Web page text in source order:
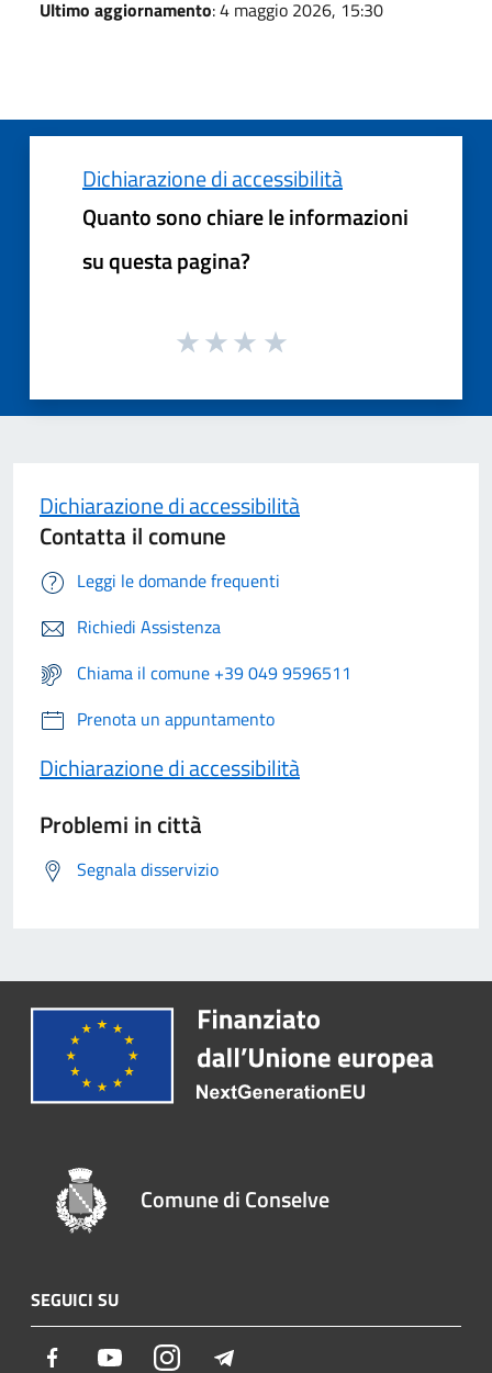
Ultimo aggiornamento: 4 maggio 2026, 15:30
Dichiarazione di accessibilità
Quanto sono chiare le informazioni
su questa pagina?
Dichiarazione di accessibilità
Contatta il comune
Leggi le domande frequenti
Richiedi Assistenza
Chiama il comune +39 049 9596511
Prenota un appuntamento
Dichiarazione di accessibilità
Problemi in città
Segnala disservizio
Comune di Conselve
SEGUICI SU
Facebook YoutubeInstagram